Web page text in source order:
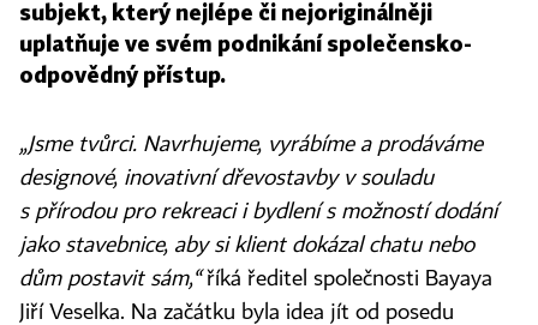
subjekt, který nejlépe či nejoriginálněji
uplatňuje ve svém podnikání společensko-
odpovědný přístup.
„Jsme tvůrci. Navrhujeme, vyrábíme a prodáváme
designové, inovativní dřevostavby v souladu
s přírodou pro rekreaci i bydlení s možností dodání
jako stavebnice, aby si klient dokázal chatu nebo
dům postavit sám,“říká ředitel společnosti Bayaya
Jiří Veselka. Na začátku byla idea jít od posedu